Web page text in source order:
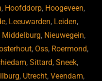
, Hoofddorp, Hoogeveen,
, Leeuwarden, Leiden,
Middelburg, Nieuwegein,
, Oss, Roermond,
, Sittard, Sneek,
, Utrecht,Veendam,